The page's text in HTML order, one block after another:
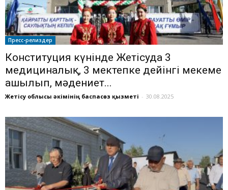
Пресс-релиздер
Конституция күнінде Жетісуда 3
медициналық, 3 мектепке дейінгі мекеме
ашылып, мәдениет...
Жетісу облысы әкімінің баспасөз қызметі - 30.08.2025